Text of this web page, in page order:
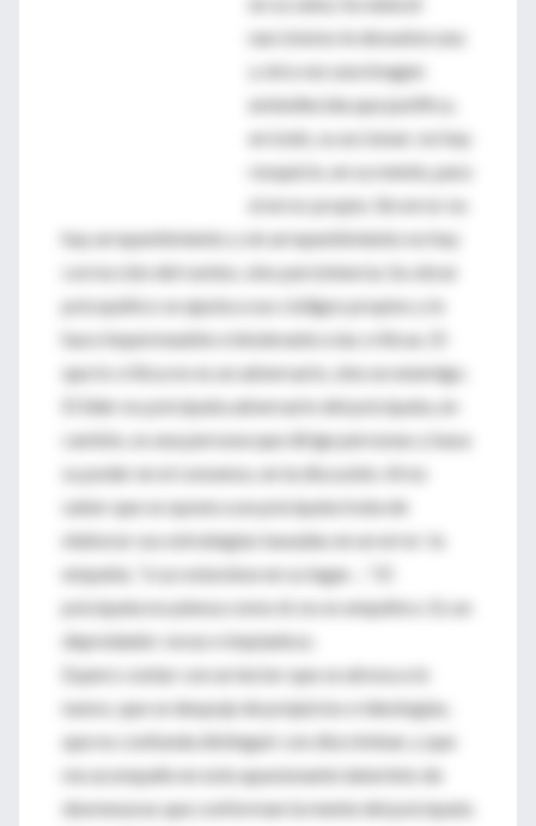
narcisismo le devuelve una
y otra vez una imagen
embellecida que justifica,
en todo, su accionar; no hay
resquicio, en su mente, para
el error propio. Sin error no
hay arrepentimiento y sin arrepentimiento no hay
corrección del rumbo, sino persistencia. Su obrar
psicopático se ajusta a sus códigos propios y lo
hace impermeable e intolerante a las críticas. El
que lo critica no es un adversario, sino un enemigo.
El líder no psicópata adversario del psicópata, en
cambio, es una persona que dirige personas y basa
su poder en el consenso, en la discusión. Al no
saber que se opone a un psicópata trata de
elaborar sus estrategias basadas en un error: la
empatía, “si yo estuviese en su lugar…”. El
psicópata no piensa como él, no es empático. Es un
depredador voraz e impiadoso.
Espero contar con un lector que se atreva a lo
nuevo, que se despoje de prejuicios e ideologías,
que no confunda distinguir con discriminar, y que
me acompañe en este apasionante laberinto de
desmesuras que conforman la mente del psicópata